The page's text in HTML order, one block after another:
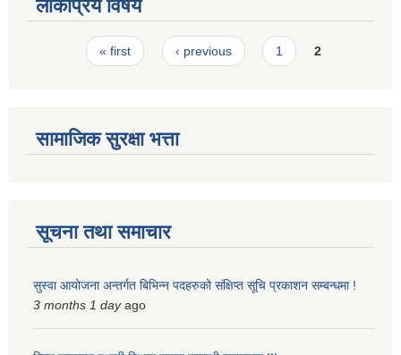
लोकप्रिय विषय
Pages« first ‹ previous 1 2
सामाजिक सुरक्षा भत्ता
सूचना तथा समाचार
सुस्वा आयोजना अन्तर्गत बिभिन्न पदहरुको संक्षिप्त सूचि प्रकाशन सम्बन्धमा !
3 months 1 dayago